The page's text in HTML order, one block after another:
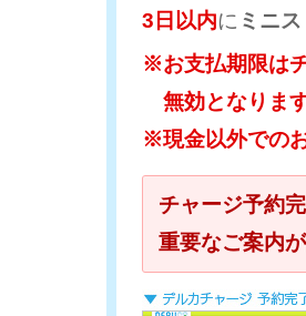
3日以内に ミニ
※お支払期限は
無効となります
※現金以外での
チャージ予約
重要なご案内